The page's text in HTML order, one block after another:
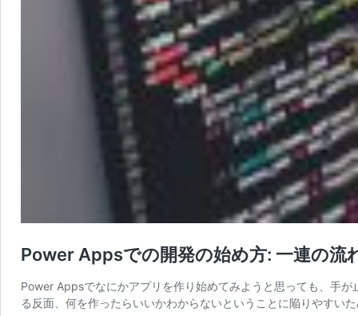
Power Appsでの開発の始め方: 一連の
Power Appsでなにかアプリを作り始めてみようと思っても、手
る反面、何を作ったらいいかわからないということに陥りやすい